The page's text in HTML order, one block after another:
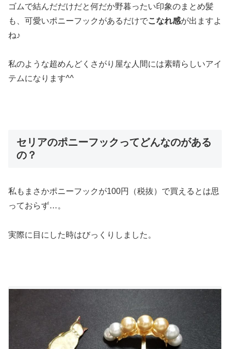
ゴムで結んだだけだと何だか野暮ったい印象のまとめ髪
も、可愛いポニーフックがあるだけでこなれ感が出ますよ
ね♪
私のような超めんどくさがり屋な人間には素晴らしいアイ
テムになります^^
セリアのポニーフックってどんなのがある
の？
私もまさかポニーフックが100円（税抜）で買えるとは思
っておらず…。
実際に目にした時はびっくりしました。